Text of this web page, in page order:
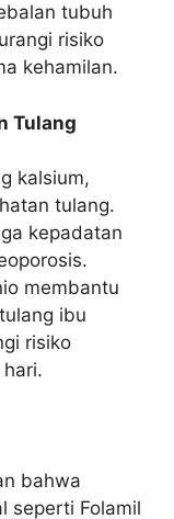
tubuh
risiko
kehamilan.
Tulang
kalsium,
tulang.
kepadatan
membantu
ibu
risiko
bahwa
seperti Folamil